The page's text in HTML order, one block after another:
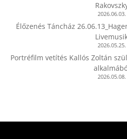
2026.06.03.
Élőzenés Táncház
2026.05.25.
Portréfilm vetítés Kallós Zoltán
2026.05.08.